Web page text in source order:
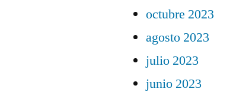
octubre 2023
agosto 2023
julio 2023
junio 2023